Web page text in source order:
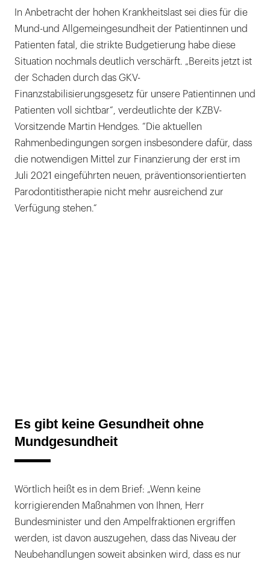
In Anbetracht der hohen Krankheitslast sei dies für die
Mund-und Allgemeingesundheit der Patientinnen und
Patienten fatal, die strikte Budgetierung habe diese
Situation nochmals deutlich verschärft. „Bereits jetzt ist
der Schaden durch das GKV-
Finanzstabilisierungsgesetz für unsere Patientinnen und
Patienten voll sichtbar“, verdeutlichte der KZBV-
Vorsitzende Martin Hendges. “Die aktuellen
Rahmenbedingungen sorgen insbesondere dafür, dass
die notwendigen Mittel zur Finanzierung der erst im
Juli 2021 eingeführten neuen, präventionsorientierten
Parodontitistherapie nicht mehr ausreichend zur
Verfügung stehen.“
Es gibt keine Gesundheit ohne
Mundgesundheit
Wörtlich heißt es in dem Brief: „Wenn keine
korrigierenden Maßnahmen von Ihnen, Herr
Bundesminister und den Ampelfraktionen ergriffen
werden, ist davon auszugehen, dass das Niveau der
Neubehandlungen soweit absinken wird, dass es nur